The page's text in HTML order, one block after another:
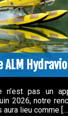
ALM
n’est pas un
2026, notre
aura lieu comme